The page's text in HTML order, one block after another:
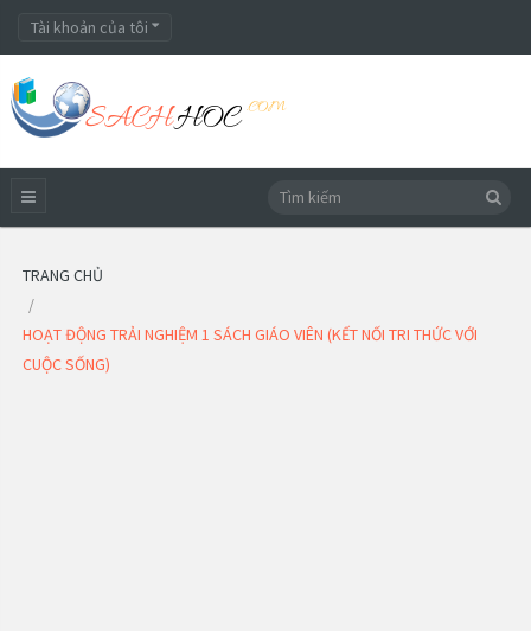
Tài khoản của tôi
TRANG CHỦ
HOẠT ĐỘNG TRẢI NGHIỆM 1 SÁCH GIÁO VIÊN (KẾT NỐI TRI THỨC VỚI
CUỘC SỐNG)